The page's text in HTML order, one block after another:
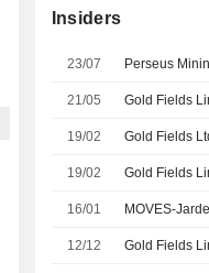
Insiders
23/07
21/05
19/02
19/02
16/01
12/12